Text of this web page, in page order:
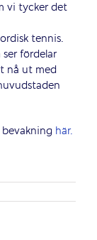
vi tycker det
tennis.
fördelar
nå ut med
här.